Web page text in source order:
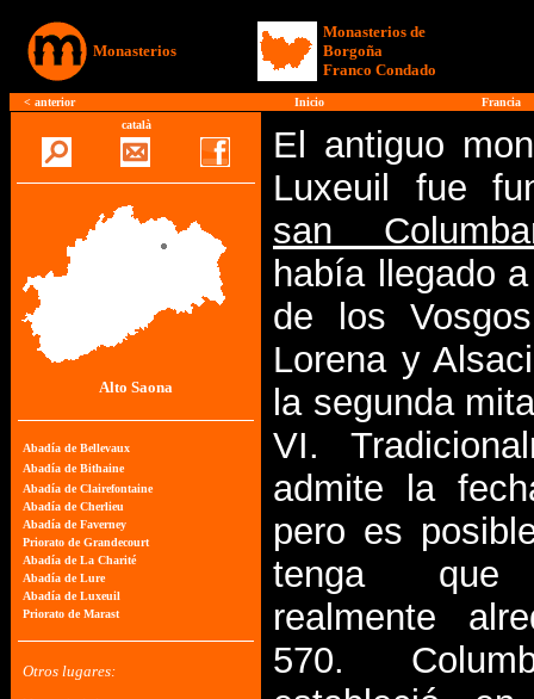
Monasterios
Monasterios de
Borgoña
Franco Condado
< anterior Inicio
Francia
català
Alto Saona
El antiguo
Luxeuil fue
san
había llegado
de los
Lorena y
la segunda
VI.
admite la
pero es
tenga que
realmente
570.